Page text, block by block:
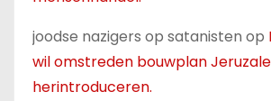
joodse nazigers op satanisten op
wil omstreden bouwplan
herintroduceren.